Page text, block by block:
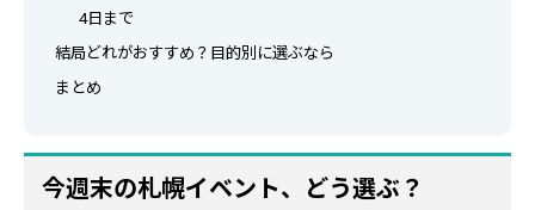
4日まで
結局どれがおすすめ？目的別に選ぶなら
まとめ
今週末の札幌イベント、どう選ぶ？